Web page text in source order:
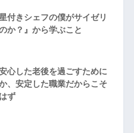
付きシェフの僕がサイゼリ
か？』から学ぶこと
心した老後を過ごすために
、安定した職業だからこそ
ず